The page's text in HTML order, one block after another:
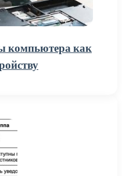
компьютера как